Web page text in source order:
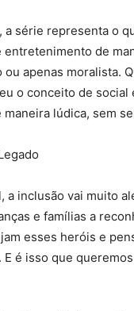
a série representa o
entretenimento de
ou apenas moralista.
o conceito de
maneira lúdica, sem
a inclusão vai muito
e famílias a
esses heróis e
E é isso que